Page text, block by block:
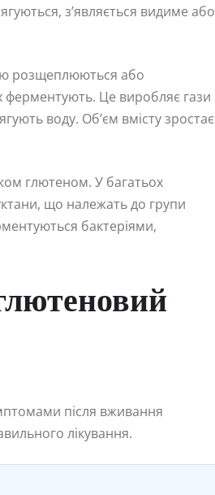
з’являється видимe або
розщеплюються або
ферментують. Це виробляє гази
воду. Об’єм вмісту зростає
глютеном. У багатьох
що належать до групи
бактеріями,
після вживання
лікування.